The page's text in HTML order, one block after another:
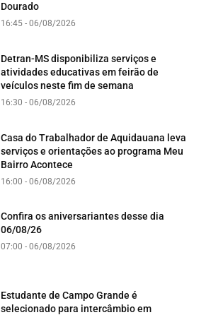
Dourado
16:45 - 06/08/2026
Detran-MS disponibiliza serviços e
atividades educativas em feirão de
veículos neste fim de semana
16:30 - 06/08/2026
Casa do Trabalhador de Aquidauana leva
serviços e orientações ao programa Meu
Bairro Acontece
16:00 - 06/08/2026
Confira os aniversariantes desse dia
06/08/26
07:00 - 06/08/2026
Estudante de Campo Grande é
selecionado para intercâmbio em